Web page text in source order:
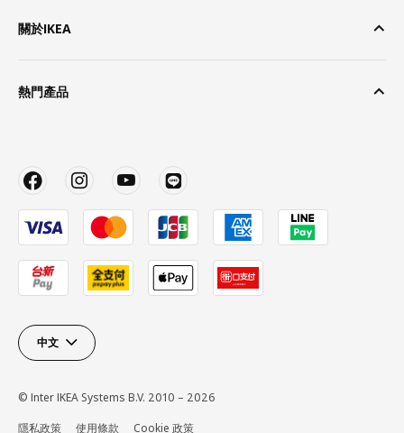
關於IKEA
熱門產品
中文
© Inter IKEA Systems B.V. 2010 – 2026
隱私政策
使用條款 Cookie 政策